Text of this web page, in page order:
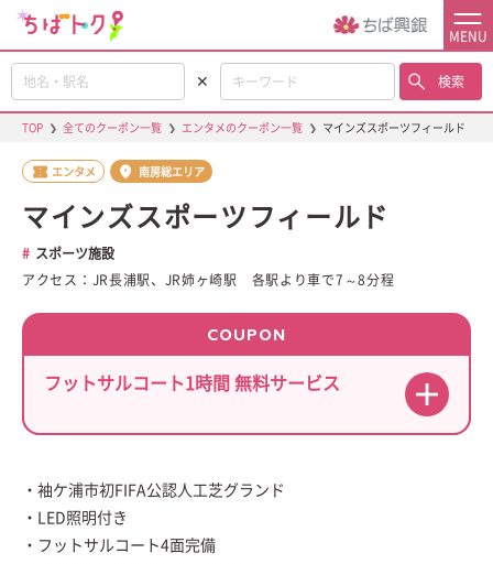
MENU
✕ 検索
TOP ❯ 全てのクーポン一覧 ❯ エンタメのクーポン一覧 ❯ マインズスポーツフィールド
エンタメ 南房総エリア
マインズスポーツフィールド
スポーツ施設
アクセス：JR長浦駅、JR姉ヶ崎駅 各駅より車で7～8分程
COUPON
フットサルコート1時間 無料サービス
・袖ケ浦市初FIFA公認人工芝グランド
・LED照明付き
・フットサルコート4面完備